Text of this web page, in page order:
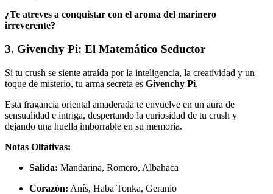
¿Te atreves a conquistar con el aroma del marinero
irreverente?
3. Givenchy Pi: El Matemático Seductor
Si tu crush se siente atraída por la inteligencia, la creatividad y un
toque de misterio, tu arma secreta es Givenchy Pi.
Esta fragancia oriental amaderada te envuelve en un aura de
sensualidad e intriga, despertando la curiosidad de tu crush y
dejando una huella imborrable en su memoria.
Notas Olfativas:
Salida: Mandarina, Romero, Albahaca
Corazón: Anís, Haba Tonka, Geranio